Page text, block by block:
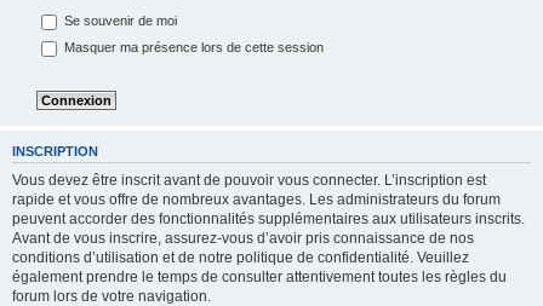
Se souvenir de moi
Masquer ma présence lors de cette session
INSCRIPTION
Vous devez être inscrit avant de pouvoir vous connecter. L’inscription est
rapide et vous offre de nombreux avantages. Les administrateurs du forum
peuvent accorder des fonctionnalités supplémentaires aux utilisateurs inscrits.
Avant de vous inscrire, assurez-vous d’avoir pris connaissance de nos
conditions d’utilisation et de notre politique de confidentialité. Veuillez
également prendre le temps de consulter attentivement toutes les règles du
forum lors de votre navigation.